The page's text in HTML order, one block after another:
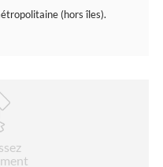
(hors îles).